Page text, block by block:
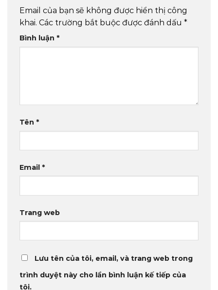
Email của bạn sẽ không được hiển thị công
khai. Các trường bắt buộc được đánh dấu *
Bình luận *
Tên *
Email *
Trang web
Lưu tên của tôi, email, và trang web trong
trình duyệt này cho lần bình luận kế tiếp của
tôi.